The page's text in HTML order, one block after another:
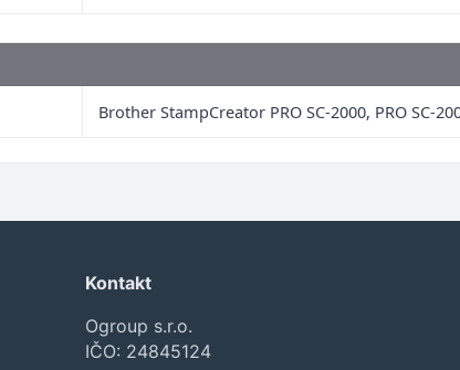
Brother StampCreator PRO SC-2000, PRO SC-
Kontakt
Ogroup s.r.o.
IČO: 24845124